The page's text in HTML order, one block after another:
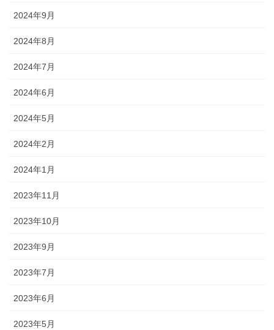
2024年9月
2024年8月
2024年7月
2024年6月
2024年5月
2024年2月
2024年1月
2023年11月
2023年10月
2023年9月
2023年7月
2023年6月
2023年5月